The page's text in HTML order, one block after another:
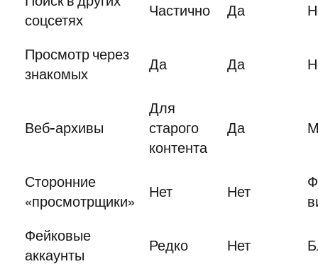
соцсетях
Частично Да
Просмотр через
знакомых
Да Да
Веб-архивы
Для
старого
контента
Да
Сторонние
«просмотрщики»
Нет Нет
Фейковые
аккаунты
Редко Нет